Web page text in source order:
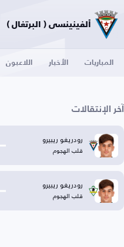
ألفينينسي ( البرتغال )
المباريات الأخبار اللاعبون
آخر الإنتقالات
رودريغو ريبيرو
قلب الهجوم
رودريغو ريبيرو
قلب الهجوم